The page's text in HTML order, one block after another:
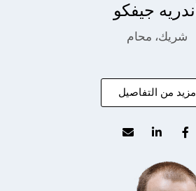
أندريه جيفكو
شريك، محام
مزيد من التفاصيل